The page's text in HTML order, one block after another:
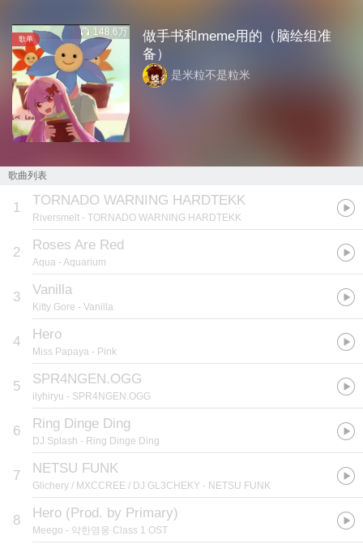
歌单
148.6万
做手书和meme用的（脑绘组准
备）
是米粒不是粒米
歌曲列表
1 TORNADO WARNING HARDTEKK
Riversmelt - TORNADO WARNING HARDTEKK
2 Roses Are Red
Aqua - Aquarium
3 Vanilla
Kitty Gore - Vanilla
4 Hero
Miss Papaya - Pink
5 SPR4NGEN.OGG
ilyhiryu - SPR4NGEN.OGG
6 Ring Dinge Ding
DJ Splash - Ring Dinge Ding
7 NETSU FUNK
Glichery / MXCCREE / DJ GL3CHEKY - NETSU FUNK
8 Hero (Prod. by Primary)
Meego - 약한영웅 Class 1 OST